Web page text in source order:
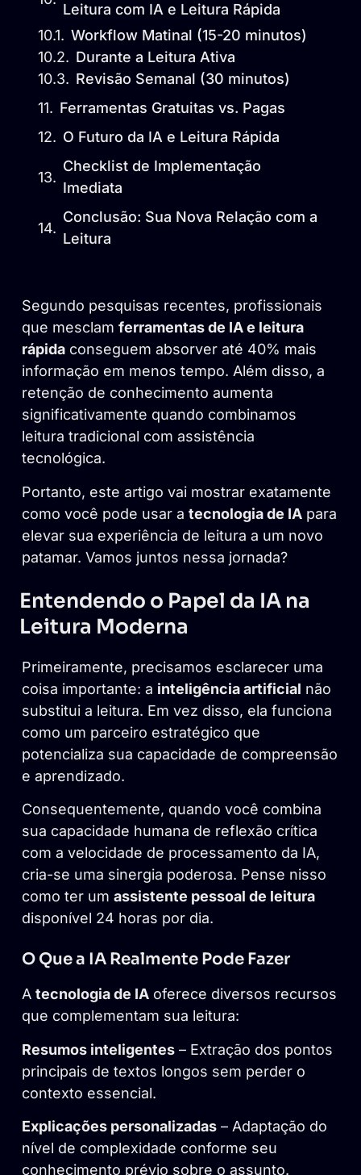
Leitura com IA e Leitura Rápida
Workflow Matinal (15-20 minutos)
Durante a Leitura Ativa
Revisão Semanal (30 minutos)
Ferramentas Gratuitas vs. Pagas
O Futuro da IA e Leitura Rápida
Checklist de Implementação
Imediata
Conclusão: Sua Nova Relação com a
Leitura
Segundo pesquisas recentes, profissionais
que mesclam ferramentas de IA e leitura
rápida conseguem absorver até 40% mais
informação em menos tempo. Além disso, a
retenção de conhecimento aumenta
significativamente quando combinamos
leitura tradicional com assistência
tecnológica.
Portanto, este artigo vai mostrar exatamente
como você pode usar a tecnologia de IA para
elevar sua experiência de leitura a um novo
patamar. Vamos juntos nessa jornada?
Entendendo o Papel da IA na
Leitura Moderna
Primeiramente, precisamos esclarecer uma
coisa importante: a inteligência artificial não
substitui a leitura. Em vez disso, ela funciona
como um parceiro estratégico que
potencializa sua capacidade de compreensão
e aprendizado.
Consequentemente, quando você combina
sua capacidade humana de reflexão crítica
com a velocidade de processamento da IA,
cria-se uma sinergia poderosa. Pense nisso
como ter um assistente pessoal de leitura
disponível 24 horas por dia.
O Que a IA Realmente Pode Fazer
A tecnologia de IA oferece diversos recursos
que complementam sua leitura:
Resumos inteligentes – Extração dos pontos
principais de textos longos sem perder o
contexto essencial.
Explicações personalizadas – Adaptação do
nível de complexidade conforme seu
conhecimento prévio sobre o assunto.